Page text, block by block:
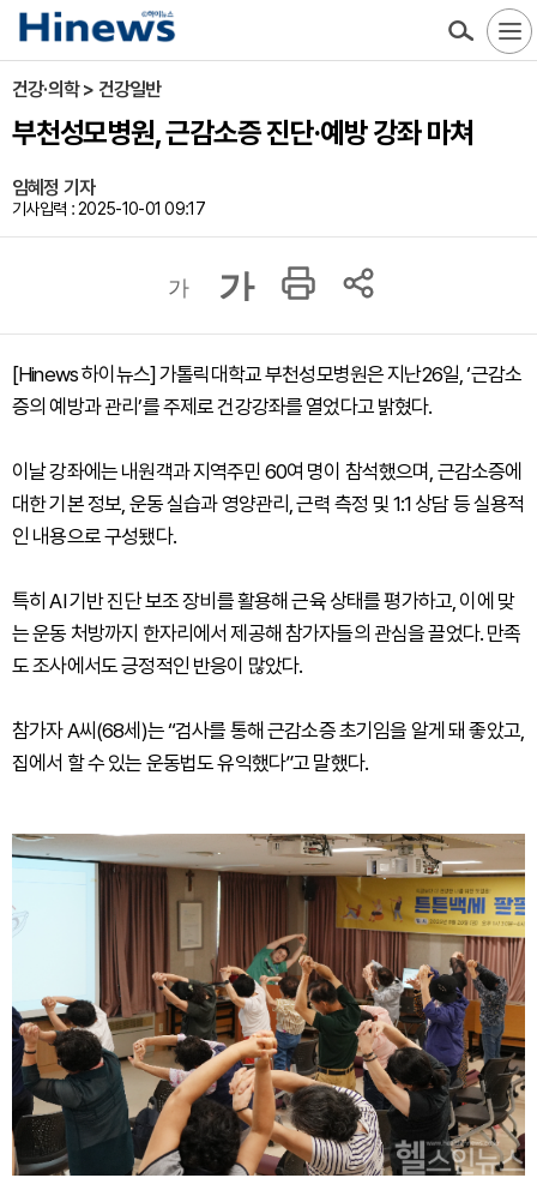
건강·의학 > 건강일반
부천성모병원, 근감소증 진단·예방 강좌 마쳐
임혜정 기자
기사입력 : 2025-10-01 09:17
가 가
[Hinews 하이뉴스] 가톨릭대학교 부천성모병원은 지난26일, ‘근감소
증의 예방과 관리’를 주제로 건강강좌를 열었다고 밝혔다.
이날 강좌에는 내원객과 지역주민 60여 명이 참석했으며, 근감소증에
대한 기본 정보, 운동 실습과 영양관리, 근력 측정 및 1:1 상담 등 실용적
인 내용으로 구성됐다.
특히 AI 기반 진단 보조 장비를 활용해 근육 상태를 평가하고, 이에 맞
는 운동 처방까지 한자리에서 제공해 참가자들의 관심을 끌었다. 만족
도 조사에서도 긍정적인 반응이 많았다.
참가자 A씨(68세)는 “검사를 통해 근감소증 초기임을 알게 돼 좋았고,
집에서 할 수 있는 운동법도 유익했다”고 말했다.